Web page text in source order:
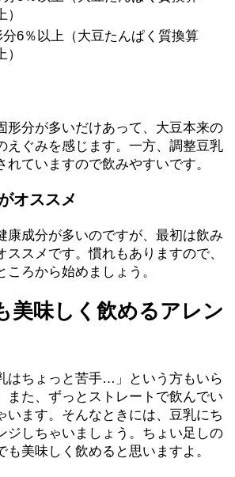
分6％以上（大豆たんぱく質換算
形分が多いだけあって、大豆本来の
えぐみを感じます。一方、調整豆乳
れていますので飲みやすいです。
オススメ
康成分が多いのですが、最初は飲み
ススメです。慣れもありますので、
ころから始めましょう。
美味しく飲めるアレン
はちょっと苦手…」という方もいら
また、ずっとストレートで飲んでい
います。そんなときには、豆乳にち
ジしちゃいましょう。ちょい足しの
美味しく飲めると思いますよ。